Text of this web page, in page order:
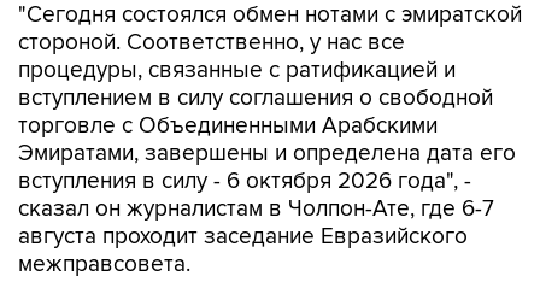
"Сегодня состоялся обмен нотами с эмиратской
стороной. Соответственно, у нас все
процедуры, связанные с ратификацией и
вступлением в силу соглашения о свободной
торговле с Объединенными Арабскими
Эмиратами, завершены и определена дата его
вступления в силу - 6 октября 2026 года", -
сказал он журналистам в Чолпон-Ате, где 6-7
августа проходит заседание Евразийского
межправсовета.